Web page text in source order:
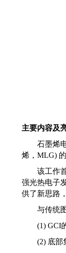
主要内容及
石墨烯
烯， MLG)
该工作
强光热电子
供了新思路
与传统
(1) GCI
(2) 底部